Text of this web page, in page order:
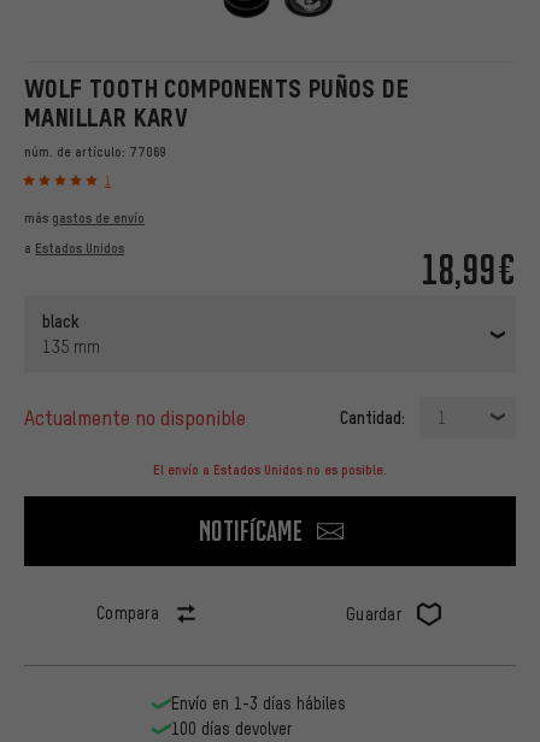
WOLF TOOTH COMPONENTS PUÑOS DE
MANILLAR KARV
núm. de artículo: 77069
1
18,99€
más gastos de envío
a Estados Unidos
black
135 mm
actualmente no disponible Cantidad: 1
El envío a Estados Unidos no es posible.
Notifícame
Compara Guardar
Envío en 1-3 días hábiles
100 días devolver